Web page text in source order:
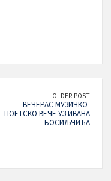
OLDER POST
ВЕЧЕРАС МУЗИЧКО-
ПОЕТСКО ВЕЧЕ УЗ ИВАНА
БОСИЉЧИЋА